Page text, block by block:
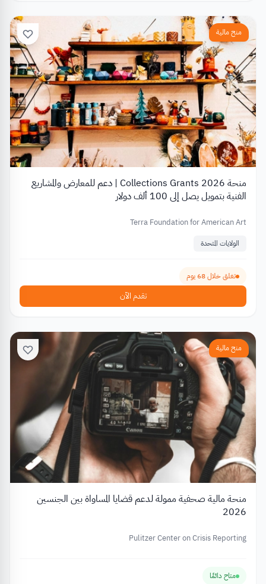
منح مالية
منحة Collections Grants 2026 | دعم للمعارض والمشاريع
الفنية بتمويل يصل إلى 100 ألف دولار
Terra Foundation for American Art
الولايات المتحدة
تغلق خلال 68 يوم
تقدم الآن
منح مالية
منحة مالية صحفية ممولة لدعم قضايا المساواة بين الجنسين
2026
Pulitzer Center on Crisis Reporting
متاح دائمًا